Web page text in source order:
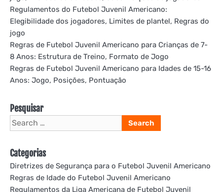
Regulamentos do Futebol Juvenil Americano:
Elegibilidade dos jogadores, Limites de plantel, Regras do
jogo
Regras de Futebol Juvenil Americano para Crianças de 7-
8 Anos: Estrutura de Treino, Formato de Jogo
Regras de Futebol Juvenil Americano para Idades de 15-16
Anos: Jogo, Posições, Pontuação
Pesquisar
Search
for:
Categorias
Diretrizes de Segurança para o Futebol Juvenil Americano
Regras de Idade do Futebol Juvenil Americano
Regulamentos da Liga Americana de Futebol Juvenil